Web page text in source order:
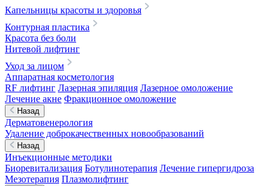
Капельницы красоты и здоровья
Контурная пластика
Красота без боли
Нитевой лифтинг
Уход за лицом
Аппаратная косметология
RF лифтинг Лазерная эпиляция Лазерное омоложение
Лечение акне Фракционное омоложение
Назад
Дерматовенерология
Удаление доброкачественных новообразований
Назад
Инъекционные методики
Биоревитализация Ботулинотерапия Лечение гипергидроза
Мезотерапия Плазмолифтинг